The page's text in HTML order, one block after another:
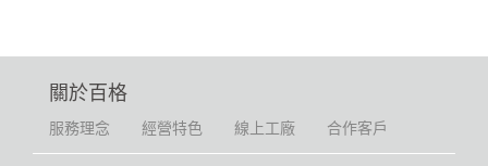
關於百格
服務理念 經營特色 線上工廠 合作客戶